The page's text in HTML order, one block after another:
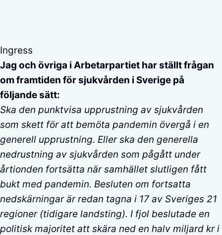
Ingress
Jag och övriga i Arbetarpartiet har ställt frågan
om framtiden för sjukvården i Sverige på
följande sätt:
Ska den punktvisa upprustning av sjukvården
som skett för att bemöta pandemin övergå i en
generell upprustning. Eller ska den generella
nedrustning av sjukvården som pågått under
årtionden fortsätta när samhället slutligen fått
bukt med pandemin. Besluten om fortsatta
nedskärningar är redan tagna i 17 av Sveriges 21
regioner (tidigare landsting). I fjol beslutade en
politisk majoritet att skära ned en halv miljard kr i